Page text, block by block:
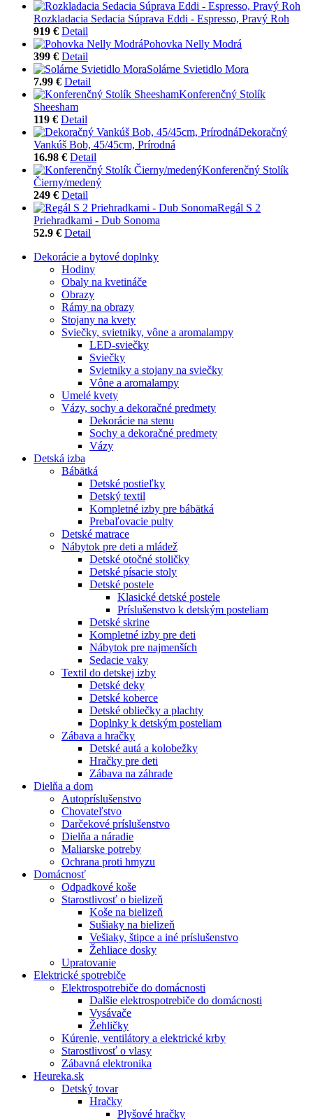
Rozkladacia Sedacia Súprava Eddi - Espresso, Pravý Roh
919 € Detail
Pohovka Nelly Modrá
399 € Detail
Solárne Svietidlo Mora
7.99 € Detail
Konferenčný Stolík
Sheesham
119 € Detail
Dekoračný
Vankúš Bob, 45/45cm, Prírodná
16.98 € Detail
Konferenčný Stolík
Čierny/medený
249 € Detail
Regál S 2
Priehradkami - Dub Sonoma
52.9 € Detail
Dekorácie a bytové doplnky
Hodiny
Obaly na kvetináče
Obrazy
Rámy na obrazy
Stojany na kvety
Sviečky, svietniky, vône a aromalampy
LED-sviečky
Sviečky
Svietniky a stojany na sviečky
Vône a aromalampy
Umelé kvety
Vázy, sochy a dekoračné predmety
Dekorácie na stenu
Sochy a dekoračné predmety
Vázy
Detská izba
Bábätká
Detské postieľky
Detský textil
Kompletné izby pre bábätká
Prebaľovacie pulty
Detské matrace
Nábytok pre deti a mládež
Detské otočné stoličky
Detské písacie stoly
Detské postele
Klasické detské postele
Príslušenstvo k detským posteliam
Detské skrine
Kompletné izby pre deti
Nábytok pre najmenších
Sedacie vaky
Textil do detskej izby
Detské deky
Detské koberce
Detské obliečky a plachty
Doplnky k detským posteliam
Zábava a hračky
Detské autá a kolobežky
Hračky pre deti
Zábava na záhrade
Dielňa a dom
Autopríslušenstvo
Chovateľstvo
Darčekové príslušenstvo
Dielňa a náradie
Maliarske potreby
Ochrana proti hmyzu
Domácnosť
Odpadkové koše
Starostlivosť o bielizeň
Koše na bielizeň
Sušiaky na bielizeň
Vešiaky, štipce a iné príslušenstvo
Žehliace dosky
Upratovanie
Elektrické spotrebiče
Elektrospotrebiče do domácnosti
Dalšie elektrospotrebiče do domácnosti
Vysávače
Žehličky
Kúrenie, ventilátory a elektrické krby
Starostlivosť o vlasy
Zábavná elektronika
Heureka.sk
Detský tovar
Hračky
Plyšové hračky